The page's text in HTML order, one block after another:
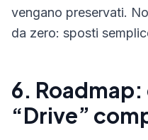
vengano preservati.
da zero: sposti
6.
“Drive”